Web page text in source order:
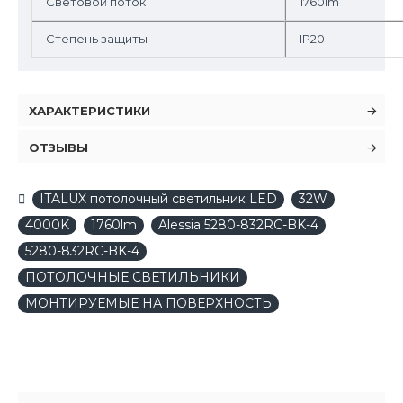
Степень защиты IP20
ХАРАКТЕРИСТИКИ
ОТЗЫВЫ
ITALUX потолочный светильник LED
32W
4000K
1760lm
Alessia 5280-832RC-BK-4
5280-832RC-BK-4
ПОТОЛОЧНЫЕ СВЕТИЛЬНИКИ
МОНТИРУЕМЫЕ НА ПОВЕРХНОСТЬ